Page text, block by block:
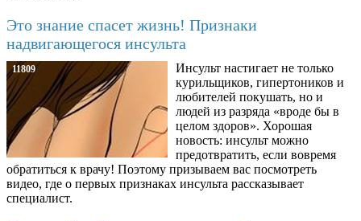
Это знание спасет жизнь! Признаки
надвигающегося инсульта
11809
Инсульт настигает не только
курильщиков, гипертоников и
любителей покушать, но и
людей из разряда «вроде бы в
целом здоров». Хорошая
новость: инсульт можно
предотвратить, если вовремя
обратиться к врачу! Поэтому призываем вас посмотреть
видео, где о первых признаках инсульта рассказывает
специалист.